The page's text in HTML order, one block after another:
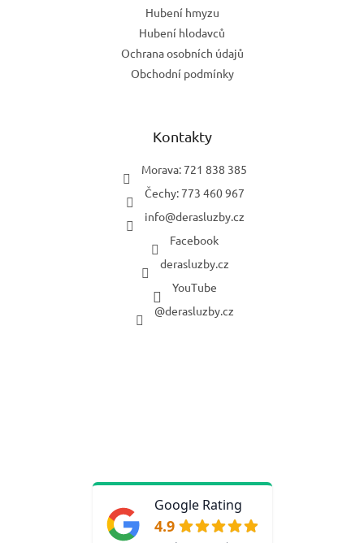
Hubení hmyzu
Hubení hlodavců
Ochrana osobních údajů
Obchodní podmínky
Kontakty
Morava: 721 838 385
Čechy: 773 460 967
info@derasluzby.cz
Facebook
derasluzby.cz
YouTube
@derasluzby.cz